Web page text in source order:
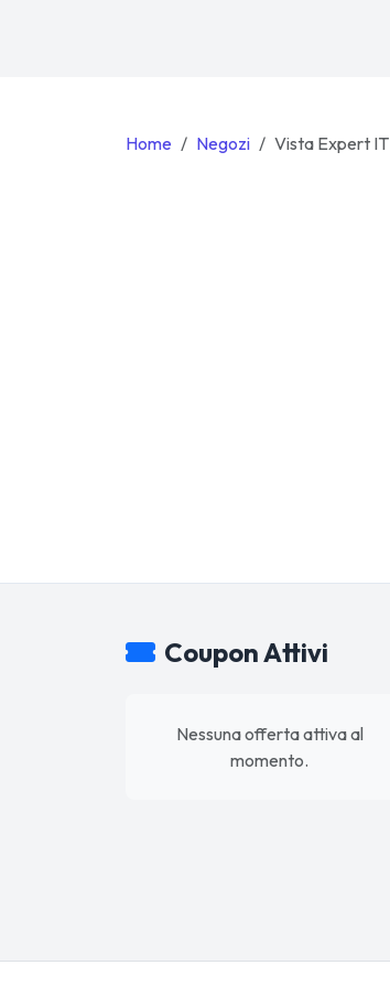
Home Negozi Vista Expert IT
Coupon Attivi
Nessuna offerta attiva al
momento.